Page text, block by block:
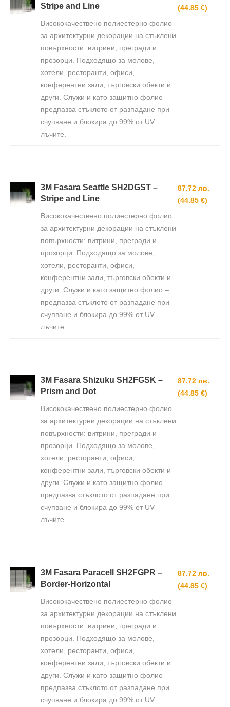
Stripe and Line
Висококачествено полиестерно фолио
за архитектурни декорации на стъклени
повърхности: витрини, прегради и
прозорци. Подходящо за молове,
хотели, ресторанти, офиси,
конферентни зали, търговски обекти и
други. Служи и като защитно фолио –
предпазва стъклото от разпадане при
счупване и блокира до 99% от UV
лъчите.
(44.85 €)
3M Fasara Seattle SH2DGST –
Stripe and Line
Висококачествено полиестерно фолио
за архитектурни декорации на стъклени
повърхности: витрини, прегради и
прозорци. Подходящо за молове,
хотели, ресторанти, офиси,
конферентни зали, търговски обекти и
други. Служи и като защитно фолио –
предпазва стъклото от разпадане при
счупване и блокира до 99% от UV
лъчите.
87.72 лв.
(44.85 €)
3М Fasara Shizuku SH2FGSK –
Prism and Dot
Висококачествено полиестерно фолио
за архитектурни декорации на стъклени
повърхности: витрини, прегради и
прозорци. Подходящо за молове,
хотели, ресторанти, офиси,
конферентни зали, търговски обекти и
други. Служи и като защитно фолио –
предпазва стъклото от разпадане при
счупване и блокира до 99% от UV
лъчите.
87.72 лв.
(44.85 €)
3M Fasara Paracell SH2FGPR –
Border-Horizontal
Висококачествено полиестерно фолио
за архитектурни декорации на стъклени
повърхности: витрини, прегради и
прозорци. Подходящо за молове,
хотели, ресторанти, офиси,
конферентни зали, търговски обекти и
други. Служи и като защитно фолио –
предпазва стъклото от разпадане при
счупване и блокира до 99% от UV
87.72 лв.
(44.85 €)